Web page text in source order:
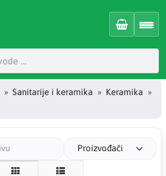
Sanitarije i keramika
Keramika
Proizvođači